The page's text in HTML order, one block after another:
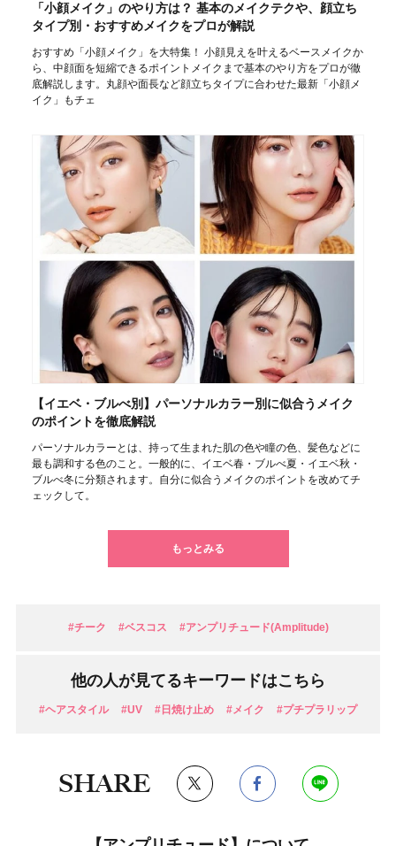
「小顔メイク」のやり方は？ 基本のメイクテクや、顔立ち
タイプ別・おすすめメイクをプロが解説
おすすめ「小顔メイク」を大特集！ 小顔見えを叶えるベースメイクか
ら、中顔面を短縮できるポイントメイクまで基本のやり方をプロが徹
底解説します。丸顔や面長など顔立ちタイプに合わせた最新「小顔メ
イク」もチェ
【イエベ・ブルべ別】パーソナルカラー別に似合うメイク
のポイントを徹底解説
パーソナルカラーとは、持って生まれた肌の色や瞳の色、髪色などに
最も調和する色のこと。一般的に、イエベ春・ブルべ夏・イエベ秋・
ブルべ冬に分類されます。自分に似合うメイクのポイントを改めてチ
ェックして。
もっとみる
#チーク #ベスコス #アンプリチュード(Amplitude)
他の人が見てるキーワードはこちら
#ヘアスタイル #UV #日焼け止め #メイク #プチプラリップ
SHARE